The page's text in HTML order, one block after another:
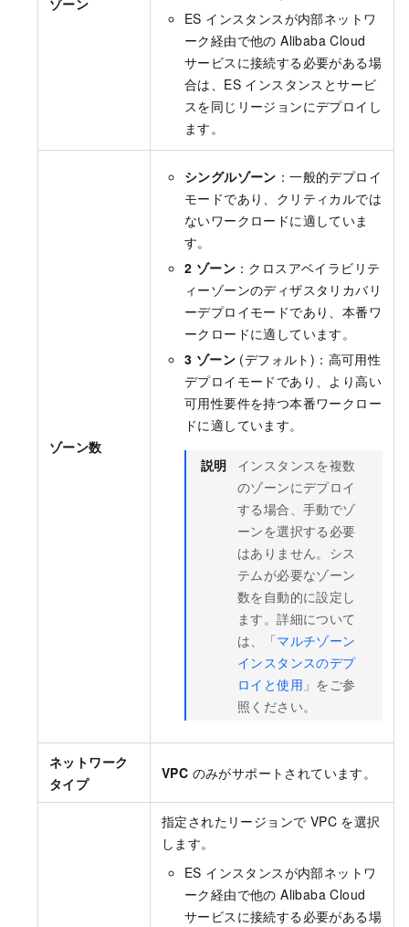
ゾーン
ES インスタンスが内部ネットワ
ーク経由で他の Alibaba Cloud
サービスに接続する必要がある場
合は、ES インスタンスとサービ
スを同じリージョンにデプロイし
ます。
ゾーン数
シングルゾーン ：一般的デプロイ
モードであり、クリティカルでは
ないワークロードに適していま
す。
2 ゾーン ：クロスアベイラビリテ
ィーゾーンのディザスタリカバリ
ーデプロイモードであり、本番ワ
ークロードに適しています。
3 ゾーン (デフォルト)：高可用性
デプロイモードであり、より高い
可用性要件を持つ本番ワークロー
ドに適しています。
説明
インスタンスを複数
のゾーンにデプロイ
する場合、手動でゾ
ーンを選択する必要
はありません。シス
テムが必要なゾーン
数を自動的に設定し
ます。詳細について
は、「マルチゾーン
インスタンスのデプ
ロイと使用 」をご参
照ください。
ネットワーク
タイプ
VPC のみがサポートされています。
指定されたリージョンで VPC を選択
します。
ES インスタンスが内部ネットワ
ーク経由で他の Alibaba Cloud
サービスに接続する必要がある場